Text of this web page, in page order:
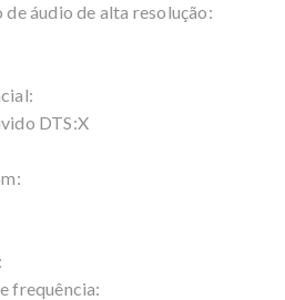
áudio de alta resolução:
DTS:X
frequência: